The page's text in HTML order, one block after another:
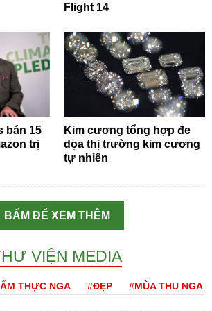
Flight 14
bán 15
trị
Kim cương tổng hợp đe
dọa thị trường kim cương
tự nhiên
BẤM ĐỂ XEM THÊM
VIỆN MEDIA
THỰC NGA #ĐẸP #MÙA THU NGA